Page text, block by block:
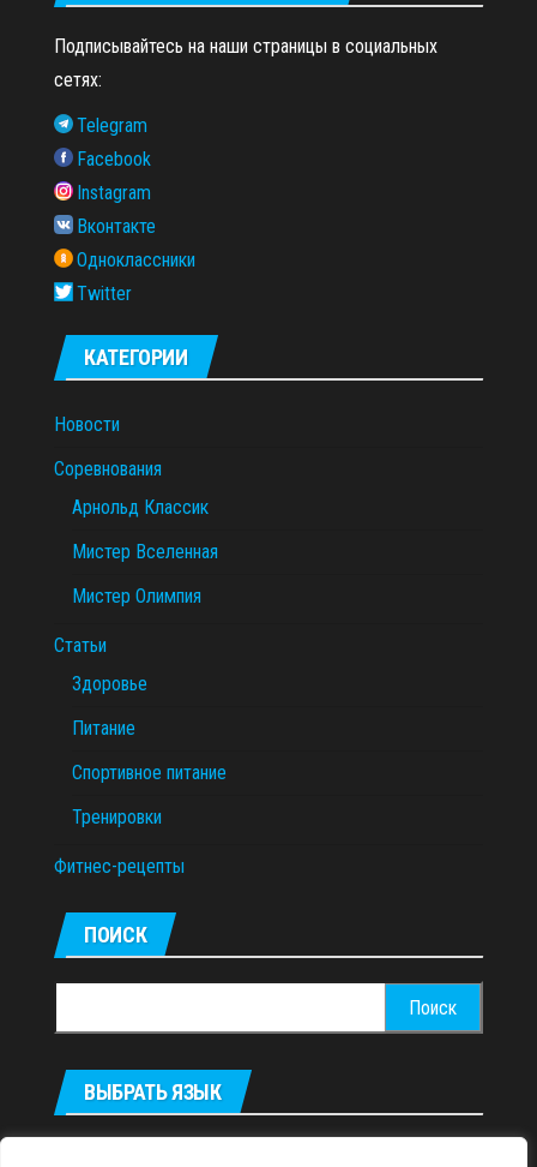
Подписывайтесь на наши страницы в социальных
сетях:
Telegram
Facebook
Instagram
Вконтакте
Одноклассники
Twitter
КАТЕГОРИИ
Новости
Соревнования
Арнольд Классик
Мистер Вселенная
Мистер Олимпия
Статьи
Здоровье
Питание
Спортивное питание
Тренировки
Фитнес-рецепты
ПОИСК
ВЫБРАТЬ ЯЗЫК